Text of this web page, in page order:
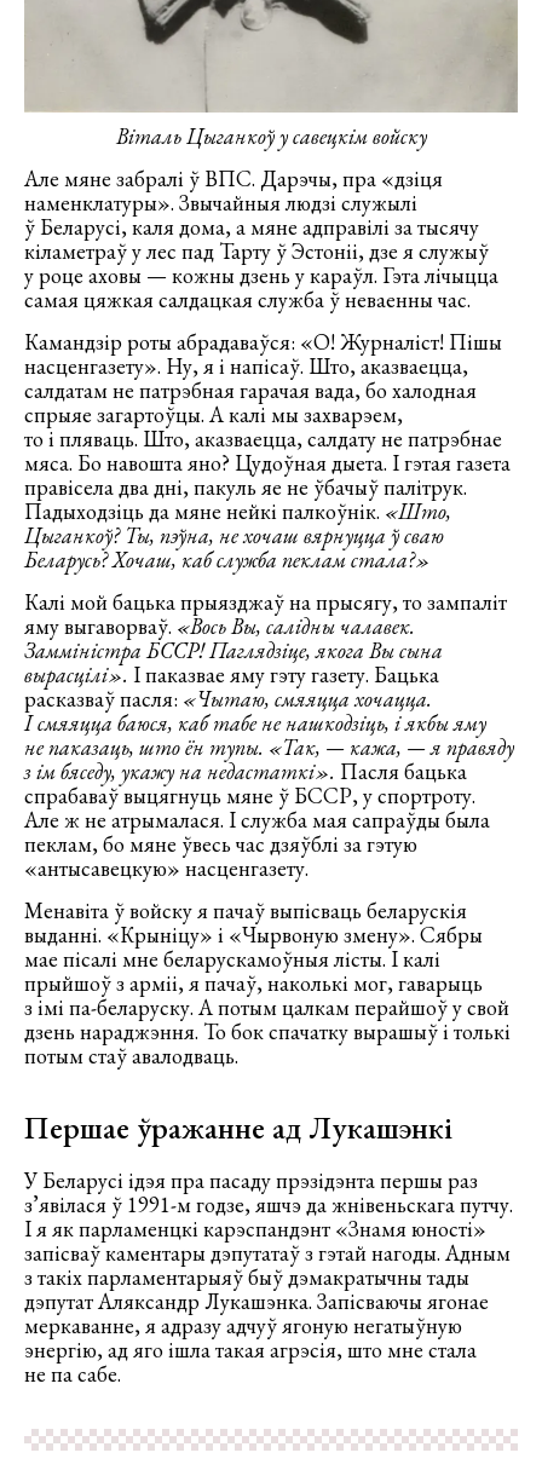
Віталь Цыганкоў у савецкім войску
Але мяне забралі ў ВПС. Дарэчы, пра «дзіця
наменклатуры». Звычайныя людзі служылі
ў Беларусі, каля дома, а мяне адправілі за тысячу
кіламетраў у лес пад Тарту ў Эстоніі, дзе я служыў
у роце аховы — кожны дзень у караўл. Гэта лічыцца
самая цяжкая салдацкая служба ў неваенны час.
Камандзір роты абрадаваўся: «О! Журналіст! Пішы
насценгазету». Ну, я і напісаў. Што, аказваецца,
салдатам не патрэбная гарачая вада, бо халодная
спрыяе загартоўцы. А калі мы захварэем,
то і пляваць. Што, аказваецца, салдату не патрэбнае
мяса. Бо навошта яно? Цудоўная дыета. І гэтая газета
правісела два дні, пакуль яе не ўбачыў палітрук.
Падыходзіць да мяне нейкі палкоўнік. «Што,
Цыганкоў? Ты, пэўна, не хочаш вярнуцца ў сваю
Беларусь? Хочаш, каб служба пеклам стала?»
Калі мой бацька прыязджаў на прысягу, то зампаліт
яму выгаворваў. «Вось Вы, салідны чалавек.
Замміністра БССР! Паглядзіце, якога Вы сына
вырасцілі». І паказвае яму гэту газету. Бацька
расказваў пасля: «Чытаю, смяяцца хочацца.
І смяяцца баюся, каб табе не нашкодзіць, і якбы яму
не паказаць, што ён тупы. «Так, — кажа, — я правяду
з ім бяседу, укажу на недастаткі». Пасля бацька
спрабаваў выцягнуць мяне ў БССР, у спортроту.
Але ж не атрымалася. І служба мая сапраўды была
пеклам, бо мяне ўвесь час дзяўблі за гэтую
«антысавецкую» насценгазету.
Менавіта ў войску я пачаў выпісваць беларускія
выданні. «Крыніцу» і «Чырвоную змену». Сябры
мае пісалі мне беларускамоўныя лісты. І калі
прыйшоў з арміі, я пачаў, наколькі мог, гаварыць
з імі па-беларуску. А потым цалкам перайшоў у свой
дзень нараджэння. То бок спачатку вырашыў і толькі
потым стаў авалодваць.
Першае ўражанне ад Лукашэнкі
У Беларусі ідэя пра пасаду прэзідэнта першы раз
з’явілася ў 1991-м годзе, яшчэ да жнівеньскага путчу.
І я як парламенцкі карэспандэнт «Знамя юності»
запісваў каментары дэпутатаў з гэтай нагоды. Адным
з такіх парламентарыяў быў дэмакратычны тады
дэпутат Аляксандр Лукашэнка. Запісваючы ягонае
меркаванне, я адразу адчуў ягоную негатыўную
энергію, ад яго ішла такая агрэсія, што мне стала
не па сабе.